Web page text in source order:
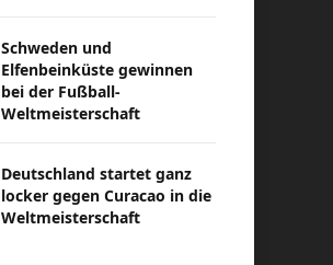
Schweden und
Elfenbeinküste gewinnen
bei der Fußball-
Weltmeisterschaft
Deutschland startet ganz
locker gegen Curacao in die
Weltmeisterschaft